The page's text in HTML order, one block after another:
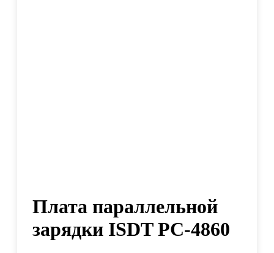
Плата параллельной
зарядки ISDT PC-4860